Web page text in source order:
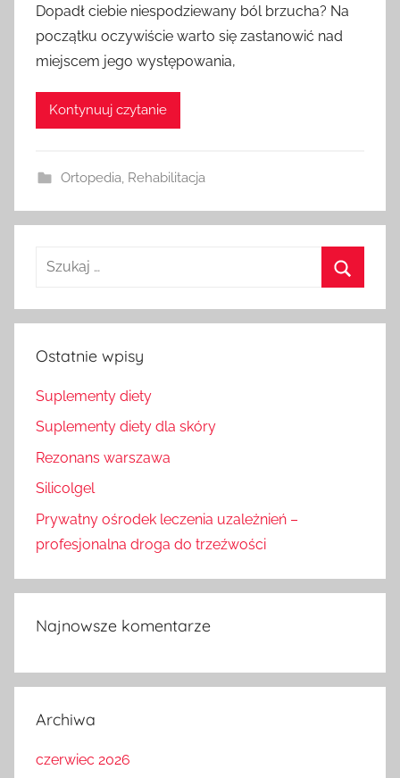
Dopadł ciebie niespodziewany ból brzucha? Na
początku oczywiście warto się zastanowić nad
miejscem jego występowania,
Kontynuuj czytanie
Ortopedia, Rehabilitacja
Szukaj
Ostatnie wpisy
Suplementy diety
Suplementy diety dla skóry
Rezonans warszawa
Silicolgel
Prywatny ośrodek leczenia uzależnień –
profesjonalna droga do trzeźwości
Najnowsze komentarze
Archiwa
czerwiec 2026